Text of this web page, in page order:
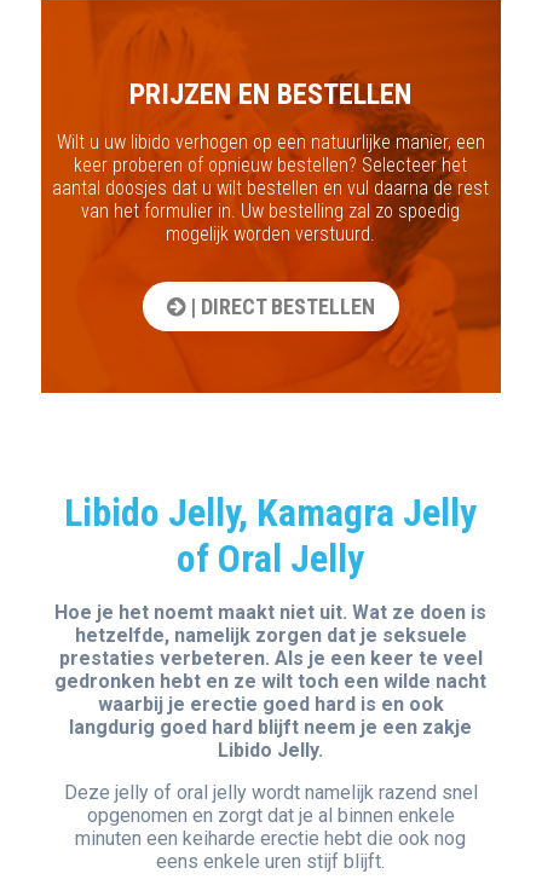
PRIJZEN EN BESTELLEN
Wilt u uw libido verhogen op een natuurlijke manier, een
keer proberen of opnieuw bestellen? Selecteer het
aantal doosjes dat u wilt bestellen en vul daarna de rest
van het formulier in. Uw bestelling zal zo spoedig
mogelijk worden verstuurd.
| DIRECT BESTELLEN
Libido Jelly, Kamagra Jelly
of Oral Jelly
Hoe je het noemt maakt niet uit. Wat ze doen is
hetzelfde, namelijk zorgen dat je seksuele
prestaties verbeteren. Als je een keer te veel
gedronken hebt en ze wilt toch een wilde nacht
waarbij je erectie goed hard is en ook
langdurig goed hard blijft neem je een zakje
Libido Jelly.
Deze jelly of oral jelly wordt namelijk razend snel
opgenomen en zorgt dat je al binnen enkele
minuten een keiharde erectie hebt die ook nog
eens enkele uren stijf blijft.